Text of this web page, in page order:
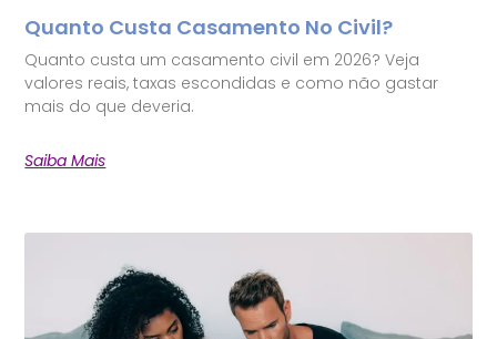
Quanto Custa Casamento No Civil?
Quanto custa um casamento civil em 2026? Veja
valores reais, taxas escondidas e como não gastar
mais do que deveria.
Saiba Mais